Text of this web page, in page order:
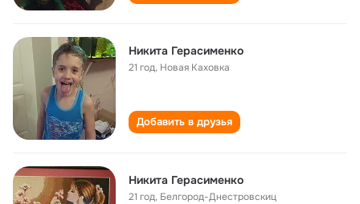
Никита Герасименко
21 год, Новая Каховка
Добавить в друзья
Никита Герасименко
21 год, Белгород-Днестровскиц